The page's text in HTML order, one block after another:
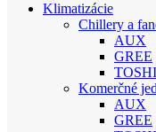
Klimatizácie
Chillery a
AUX
GREE
Komerčné
AUX
GREE